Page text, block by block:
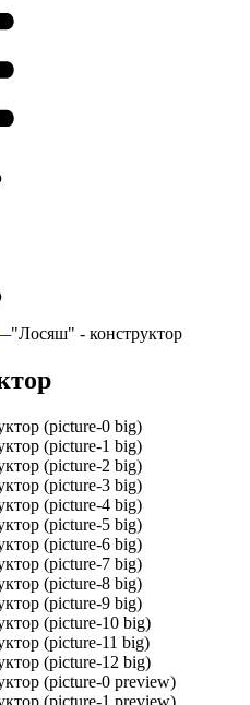
"Лосяш" - конструктор